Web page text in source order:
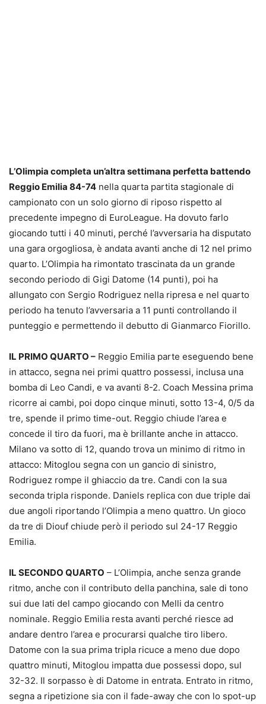
L’Olimpia completa un’altra settimana perfetta battendo
Reggio Emilia 84-74 nella quarta partita stagionale di
campionato con un solo giorno di riposo rispetto al
precedente impegno di EuroLeague. Ha dovuto farlo
giocando tutti i 40 minuti, perché l’avversaria ha disputato
una gara orgogliosa, è andata avanti anche di 12 nel primo
quarto. L’Olimpia ha rimontato trascinata da un grande
secondo periodo di Gigi Datome (14 punti), poi ha
allungato con Sergio Rodriguez nella ripresa e nel quarto
periodo ha tenuto l’avversaria a 11 punti controllando il
punteggio e permettendo il debutto di Gianmarco Fiorillo.
IL PRIMO QUARTO – Reggio Emilia parte eseguendo bene
in attacco, segna nei primi quattro possessi, inclusa una
bomba di Leo Candi, e va avanti 8-2. Coach Messina prima
ricorre ai cambi, poi dopo cinque minuti, sotto 13-4, 0/5 da
tre, spende il primo time-out. Reggio chiude l’area e
concede il tiro da fuori, ma è brillante anche in attacco.
Milano va sotto di 12, quando trova un minimo di ritmo in
attacco: Mitoglou segna con un gancio di sinistro,
Rodriguez rompe il ghiaccio da tre. Candi con la sua
seconda tripla risponde. Daniels replica con due triple dai
due angoli riportando l’Olimpia a meno quattro. Un gioco
da tre di Diouf chiude però il periodo sul 24-17 Reggio
Emilia.
IL SECONDO QUARTO – L’Olimpia, anche senza grande
ritmo, anche con il contributo della panchina, sale di tono
sui due lati del campo giocando con Melli da centro
nominale. Reggio Emilia resta avanti perché riesce ad
andare dentro l’area e procurarsi qualche tiro libero.
Datome con la sua prima tripla ricuce a meno due dopo
quattro minuti, Mitoglou impatta due possessi dopo, sul
32-32. Il sorpasso è di Datome in entrata. Entrato in ritmo,
segna a ripetizione sia con il fade-away che con lo spot-up